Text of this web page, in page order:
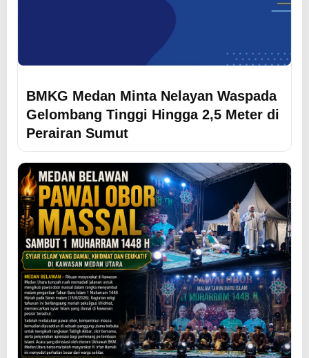
BMKG Medan Minta Nelayan Waspada
Gelombang Tinggi Hingga 2,5 Meter di
Perairan Sumut